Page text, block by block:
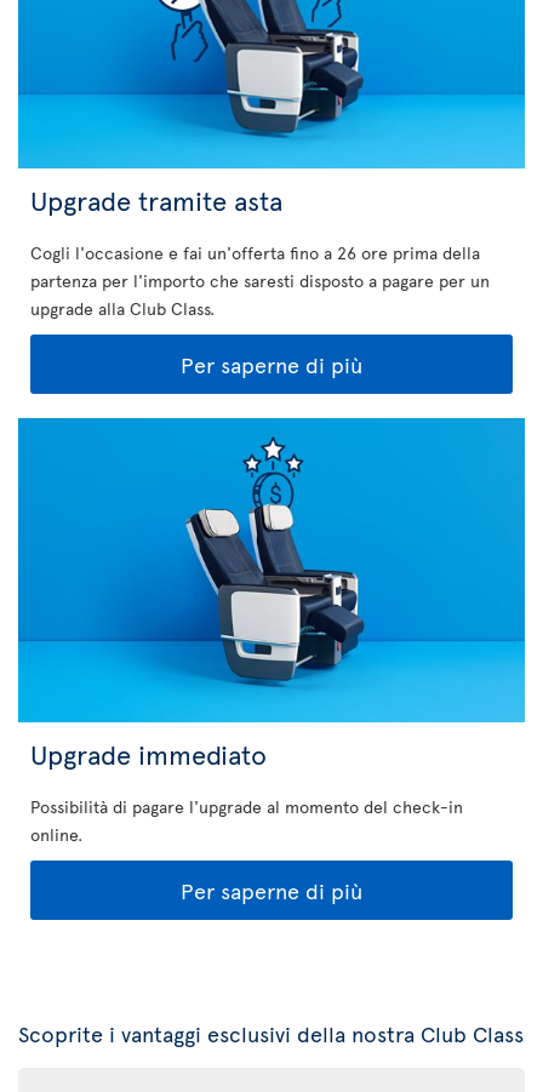
Upgrade tramite asta
Cogli l'occasione e fai un'offerta fino a 26 ore prima della
partenza per l'importo che saresti disposto a pagare per un
upgrade alla Club Class.
Per saperne di più
Upgrade immediato
Possibilità di pagare l'upgrade al momento del check-in
online.
Per saperne di più
Scoprite i vantaggi esclusivi della nostra Club Class